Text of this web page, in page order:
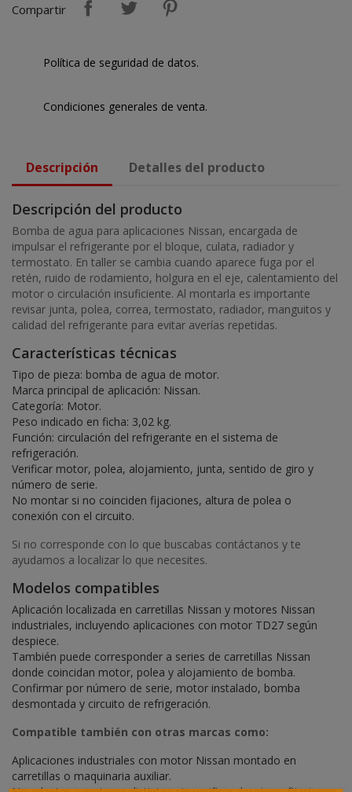
Compartir
Política de seguridad de datos.
Condiciones generales de venta.
Descripción Detalles del producto
Descripción del producto
Bomba de agua para aplicaciones Nissan, encargada de
impulsar el refrigerante por el bloque, culata, radiador y
termostato. En taller se cambia cuando aparece fuga por el
retén, ruido de rodamiento, holgura en el eje, calentamiento del
motor o circulación insuficiente. Al montarla es importante
revisar junta, polea, correa, termostato, radiador, manguitos y
calidad del refrigerante para evitar averías repetidas.
Características técnicas
Tipo de pieza: bomba de agua de motor.
Marca principal de aplicación: Nissan.
Categoría: Motor.
Peso indicado en ficha: 3,02 kg.
Función: circulación del refrigerante en el sistema de
refrigeración.
Verificar motor, polea, alojamiento, junta, sentido de giro y
número de serie.
No montar si no coinciden fijaciones, altura de polea o
conexión con el circuito.
Si no corresponde con lo que buscabas contáctanos y te
ayudamos a localizar lo que necesites.
Modelos compatibles
Aplicación localizada en carretillas Nissan y motores Nissan
industriales, incluyendo aplicaciones con motor TD27 según
despiece.
También puede corresponder a series de carretillas Nissan
donde coincidan motor, polea y alojamiento de bomba.
Confirmar por número de serie, motor instalado, bomba
desmontada y circuito de refrigeración.
Compatible también con otras marcas como:
Aplicaciones industriales con motor Nissan montado en
carretillas o maquinaria auxiliar.